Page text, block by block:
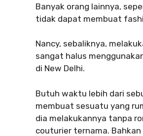
Banyak orang lainnya,
tidak dapat membuat
Nancy, sebaliknya,
sangat halus
di New Delhi.
Butuh waktu lebih dari
membuat sesuatu yang
dia melakukannya tanpa
couturier ternama.